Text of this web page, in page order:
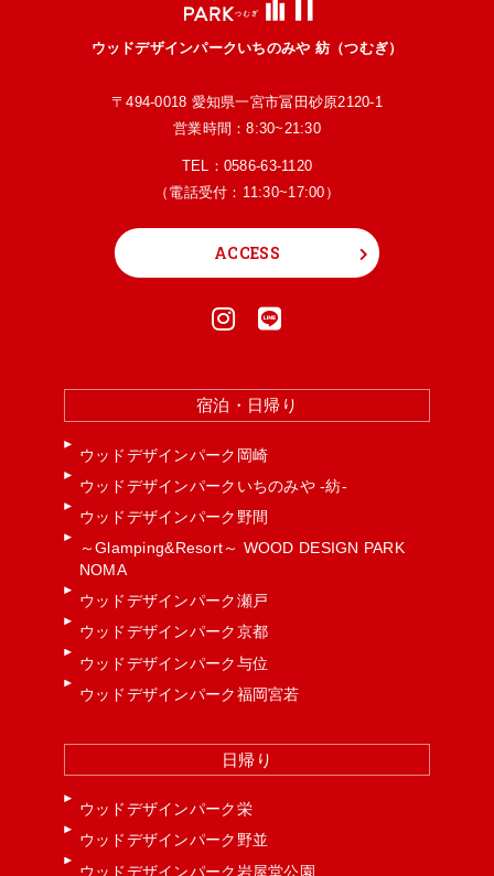
ウッドデザインパークいちのみや 紡（つむぎ）
〒494-0018 愛知県一宮市冨田砂原2120-1
営業時間：8:30~21:30
TEL： 0586-63-1120
（電話受付：11:30~17:00）
ACCESS
宿泊・日帰り
ウッドデザインパーク岡崎
ウッドデザインパークいちのみや -紡-
ウッドデザインパーク野間
～Glamping&Resort～ WOOD DESIGN PARK
NOMA
ウッドデザインパーク瀬戸
ウッドデザインパーク京都
ウッドデザインパーク与位
ウッドデザインパーク福岡宮若
日帰り
ウッドデザインパーク栄
ウッドデザインパーク野並
ウッドデザインパーク岩屋堂公園